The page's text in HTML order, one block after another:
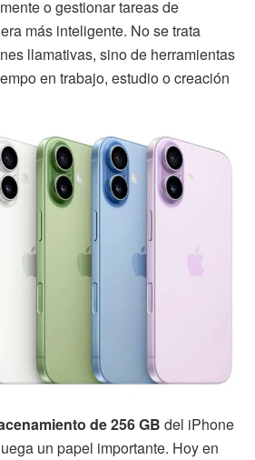
o gestionar tareas de
más inteligente. No se trata
llamativas, sino de herramientas
en trabajo, estudio o creación
de 256 GB del iPhone
un papel importante. Hoy en